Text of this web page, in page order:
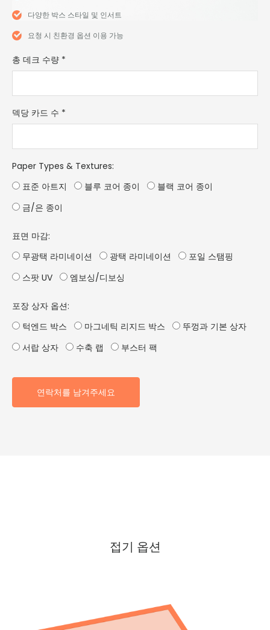
다양한 박스 스타일 및 인서트
요청 시 친환경 옵션 이용 가능
총 데크 수량 *
덱당 카드 수 *
Paper Types & Textures:
표준 아트지
블루 코어 종이
블랙 코어 종이
금/은 종이
표면 마감:
무광택 라미네이션
광택 라미네이션
포일 스탬핑
스팟 UV
엠보싱/디보싱
포장 상자 옵션:
턱엔드 박스
마그네틱 리지드 박스
뚜껑과 기본 상자
서랍 상자
수축 랩 부스터 팩
연락처를 남겨주세요
접기 옵션